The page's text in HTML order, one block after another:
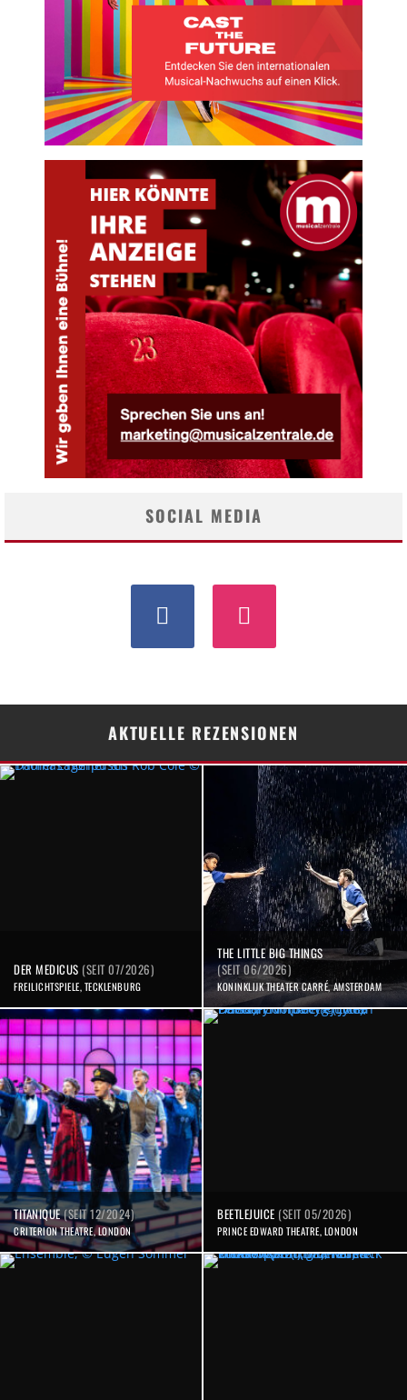
SOCIAL MEDIA
AKTUELLE REZENSIONEN
DER MEDICUS (SEIT 07/2026)
FREILICHTSPIELE, TECKLENBURG
THE LITTLE BIG THINGS
(SEIT 06/2026)
KONINKLIJK THEATER CARRÉ, AMSTERDAM
TITANIQUE(SEIT 12/2024)
CRITERION THEATRE, LONDON
BEETLEJUICE (SEIT 05/2026)
PRINCE EDWARD THEATRE, LONDON